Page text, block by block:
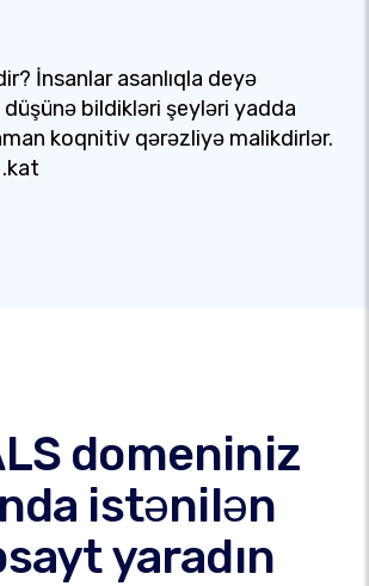
İnsanlar asanlıqla deyə
bildikləri şeyləri yadda
koqnitiv qərəzliyə malikdirlər.
.kat
domeniniz
istənilən
yaradın